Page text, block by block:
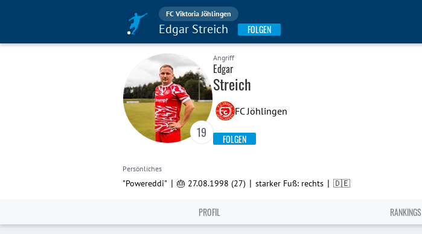
FC Viktoria Jöhlingen
Edgar Streich FOLGEN
19
Angriff
Edgar
Streich
FC Jöhlingen
FOLGEN
Persönliches
"Powereddi" | 🎂 27.08.1998 (27) | starker Fuß: rechts | 🇩🇪
PROFIL RANKINGS